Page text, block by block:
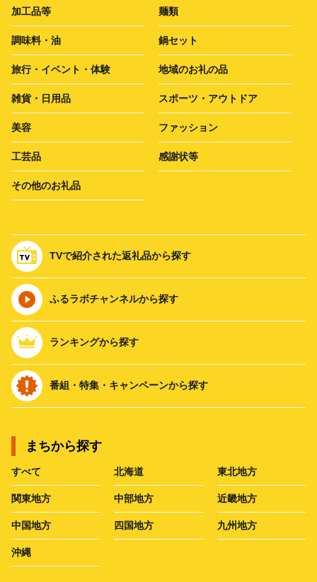
加工品等 麺類
調味料・油 鍋セット
旅行・イベント・体験 地域のお礼の品
雑貨・日用品 スポーツ・アウトドア
美容 ファッション
工芸品 感謝状等
その他のお礼品
TVで紹介された返礼品から探す
ふるラボチャンネルから探す
ランキングから探す
番組・特集・キャンペーンから探す
まちから探す
すべて 北海道 東北地方
関東地方 中部地方 近畿地方
中国地方 四国地方 九州地方
沖縄